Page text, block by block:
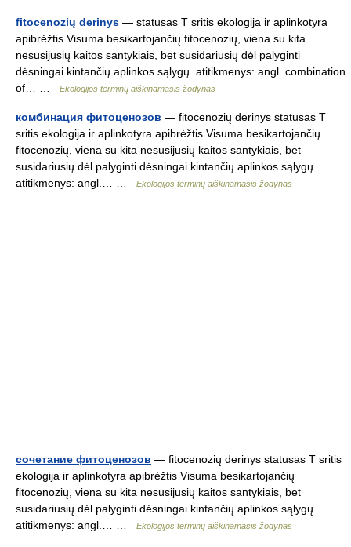
fitocenozių derinys — statusas T sritis ekologija ir aplinkotyra
apibrėžtis Visuma besikartojančių fitocenozių, viena su kita
nesusijusių kaitos santykiais, bet susidariusių dėl palyginti
dėsningai kintančių aplinkos sąlygų. atitikmenys: angl. combination
of… …
Ekologijos terminų aiškinamasis žodynas
комбинация фитоценозов — fitocenozių derinys statusas T
sritis ekologija ir aplinkotyra apibrėžtis Visuma besikartojančių
fitocenozių, viena su kita nesusijusių kaitos santykiais, bet
susidariusių dėl palyginti dėsningai kintančių aplinkos sąlygų.
atitikmenys: angl.… …
Ekologijos terminų aiškinamasis žodynas
сочетание фитоценозов — fitocenozių derinys statusas T sritis
ekologija ir aplinkotyra apibrėžtis Visuma besikartojančių
fitocenozių, viena su kita nesusijusių kaitos santykiais, bet
susidariusių dėl palyginti dėsningai kintančių aplinkos sąlygų.
atitikmenys: angl.… …
Ekologijos terminų aiškinamasis žodynas